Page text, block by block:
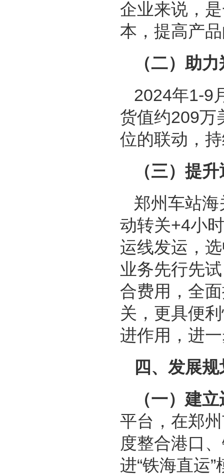
企业来说，
本，提高产
（二）助
2024年1-9
货值约209万
位的联动，
（三）提
郑州车站海
动转关+4小
运线发运，
业务先行先
合费用，全
关，更具便
进作用，进
四、发展规
（一）建
平台，在郑
度整合港口
进“铁海直运